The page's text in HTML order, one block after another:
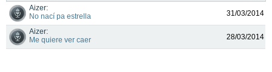
Aizer:
No nací pa estrella
31/03/2014
Aizer:
Me quiere ver caer
28/03/2014